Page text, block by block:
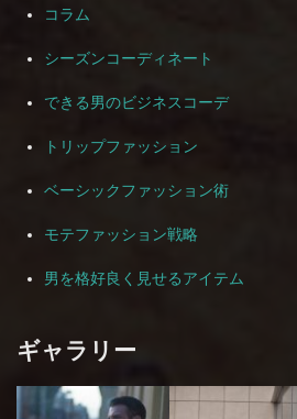
コラム
シーズンコーディネート
できる男のビジネスコーデ
トリップファッション
ベーシックファッション術
モテファッション戦略
男を格好良く見せるアイテム
ギャラリー